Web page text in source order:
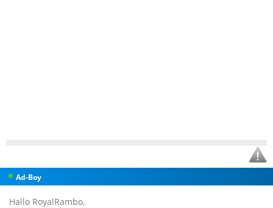
Ad-Boy
Hallo RoyalRambo,